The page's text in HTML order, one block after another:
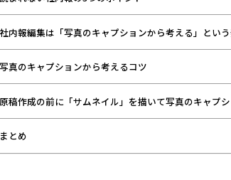
社内報編集は「写真のキャプションから考える」とい
写真のキャプションから考えるコツ
原稿作成の前に「サムネイル」を描いて写真のキャプ
まとめ